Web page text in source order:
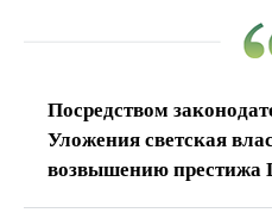
Посредством
Уложения светская
возвышению престижа